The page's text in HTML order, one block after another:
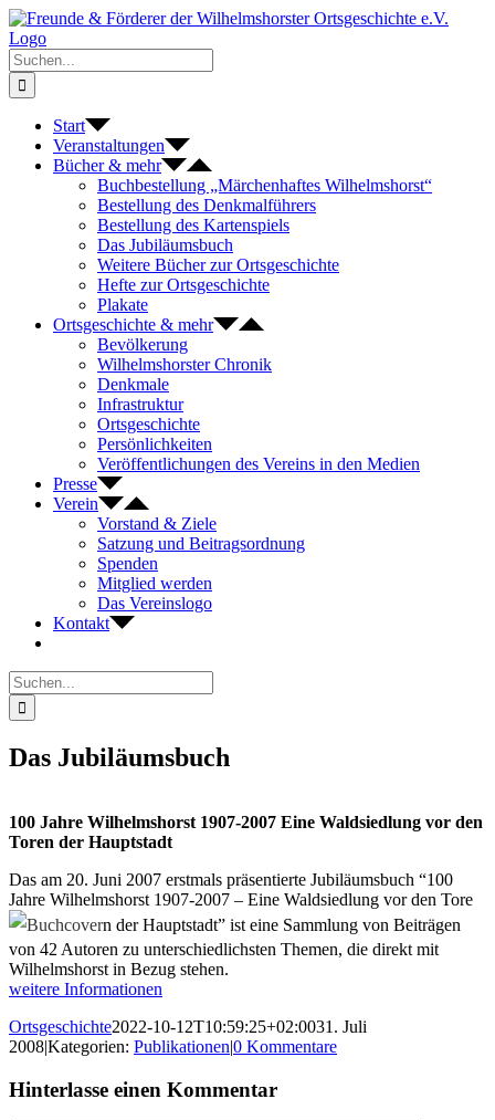
Zum
Inhalt
springen
Suche
nach:
Start
Veranstaltungen
Bücher & mehr
Buchbestellung „Märchenhaftes Wilhelmshorst“
Bestellung des Denkmalführers
Bestellung des Kartenspiels
Das Jubiläumsbuch
Weitere Bücher zur Ortsgeschichte
Hefte zur Ortsgeschichte
Plakate
Ortsgeschichte & mehr
Bevölkerung
Wilhelmshorster Chronik
Denkmale
Infrastruktur
Ortsgeschichte
Persönlichkeiten
Veröffentlichungen des Vereins in den Medien
Presse
Verein
Vorstand & Ziele
Satzung und Beitragsordnung
Spenden
Mitglied werden
Das Vereinslogo
Kontakt
Suche
nach:
Das Jubiläumsbuch
100 Jahre Wilhelmshorst 1907-2007 Eine Waldsiedlung vor den
Toren der Hauptstadt
Das am 20. Juni 2007 erstmals präsentierte Jubiläumsbuch “100
Jahre Wilhelmshorst 1907-2007 – Eine Waldsiedlung vor den Tore
n der Hauptstadt” ist eine Sammlung von Beiträgen
von 42 Autoren zu unterschiedlichsten Themen, die direkt mit
Wilhelmshorst in Bezug stehen.
weitere Informationen
Ortsgeschichte2022-10-12T10:59:25+02:0031. Juli
2008|Kategorien: Publikationen|0 Kommentare
Hinterlasse einen Kommentar